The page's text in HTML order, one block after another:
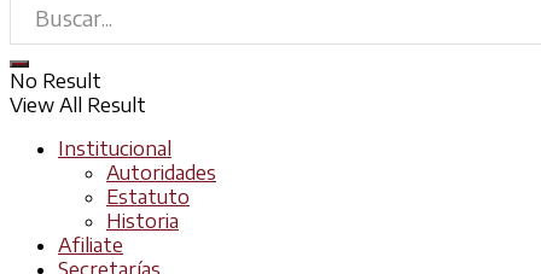
No Result
View All Result
Institucional
Autoridades
Estatuto
Historia
Afiliate
Secretarías